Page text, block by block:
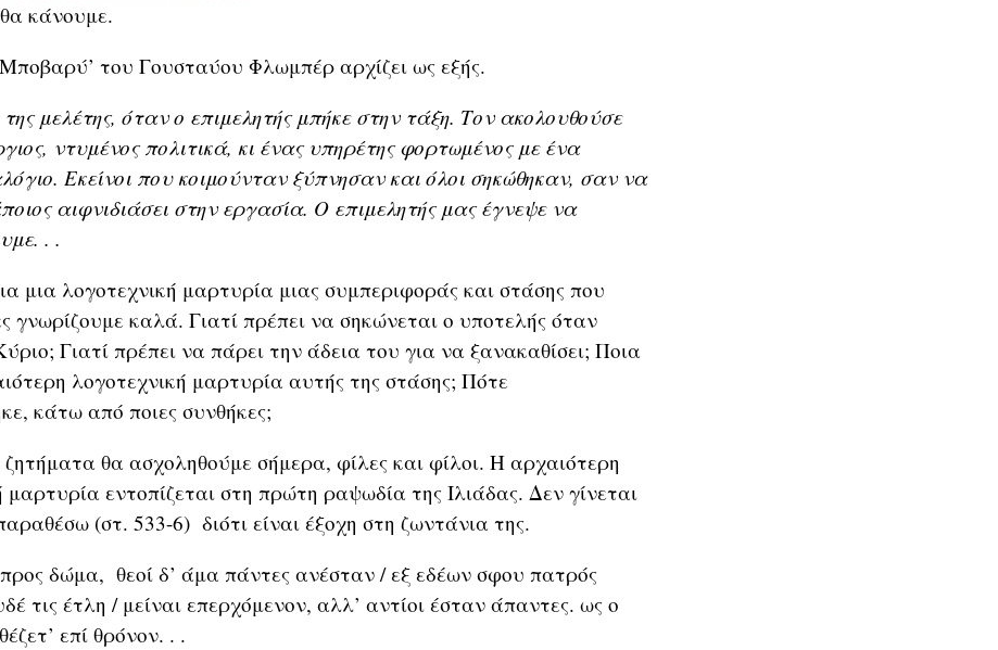
κάνουμε.
του Γουσταύου Φλωμπέρ αρχίζει ως εξής.
μελέτης, όταν ο επιμελητής μπήκε στην τάξη. Τον ακολουθούσε
ντυμένος πολιτικά, κι ένας υπηρέτης φορτωμένος με ένα
Εκείνοι που κοιμούνταν ξύπνησαν και όλοι σηκώθηκαν, σαν να
αιφνιδιάσει στην εργασία. Ο επιμελητής μας έγνεψε να
. .
μια λογοτεχνική μαρτυρία μιας συμπεριφοράς και στάσης που
γνωρίζουμε καλά. Γιατί πρέπει να σηκώνεται ο υποτελής όταν
Γιατί πρέπει να πάρει την άδεια του για να ξανακαθίσει; Ποια
λογοτεχνική μαρτυρία αυτής της στάσης; Πότε
κάτω από ποιες συνθήκες;
θα ασχοληθούμε σήμερα, φίλες και φίλοι. Η αρχαιότερη
μαρτυρία εντοπίζεται στη πρώτη ραψωδία της Ιλιάδας. Δεν γίνεται
(στ. 533-6) διότι είναι έξοχη στη ζωντάνια της.
δώμα, θεοί δ’ άμα πάντες ανέσταν / εξ εδέων σφου πατρός
τις έτλη / μείναι επερχόμενον, αλλ’ αντίοι έσταν άπαντες. ως ο
επί θρόνον. . .